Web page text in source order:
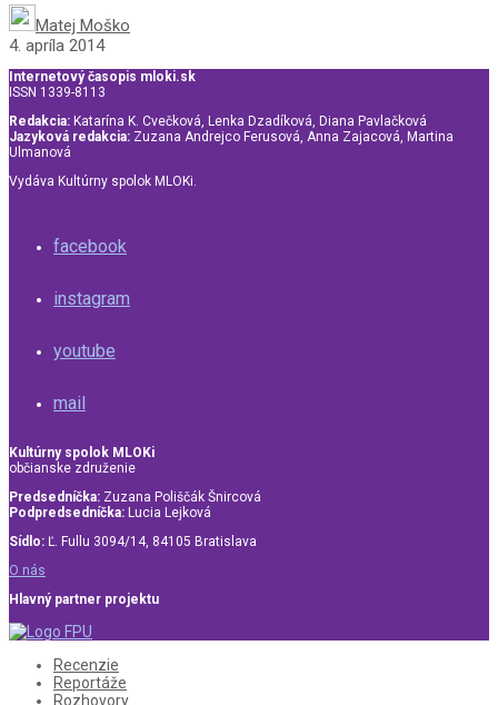
Matej Moško
4. apríla 2014
Internetový časopis mloki.sk
ISSN 1339-8113
Redakcia: Katarína K. Cvečková, Lenka Dzadíková, Diana Pavlačková
Jazyková redakcia: Zuzana Andrejco Ferusová, Anna Zajacová, Martina
Ulmanová
Vydáva Kultúrny spolok MLOKi.
facebook
instagram
youtube
mail
Kultúrny spolok MLOKi
občianske združenie
Predsedníčka: Zuzana Poliščák Šnircová
Podpredsedníčka: Lucia Lejková
Sídlo: Ľ. Fullu 3094/14, 84105 Bratislava
O nás
Hlavný partner projektu
Recenzie
Reportáže
Rozhovory